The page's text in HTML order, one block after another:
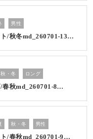
男性
ト/秋冬md_260701-13…
秋・冬 ロング
/春秋md_260701-8…
秋・冬 男性
ト/春秋md_260701-9…